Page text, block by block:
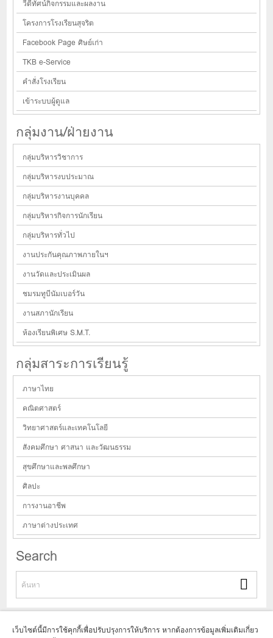
วีดีทัศน์กิจกรรมและผลงาน
โครงการโรงเรียนสุจริต
Facebook Page ศิษย์เก่า
TKB e-Service
คำสั่งโรงเรียน
เข้าระบบผู้ดูแล
กลุ่มงาน/ฝ่ายงาน
กลุ่มบริหารวิชาการ
กลุ่มบริหารงบประมาณ
กลุ่มบริหารงานบุคคล
กลุ่มบริหารกิจการนักเรียน
กลุ่มบริหารทั่วไป
งานประกันคุณภาพภายในฯ
งานวัดและประเมินผล
ชมรมทูบีนัมเบอร์วัน
งานสภานักเรียน
ห้องเรียนพิเศษ S.M.T.
กลุ่มสาระการเรียนรู้
ภาษาไทย
คณิตศาสตร์
วิทยาศาสตร์และเทคโนโลยี
สังคมศึกษา ศาสนา และวัฒนธรรม
สุขศึกษาและพลศึกษา
ศิลปะ
การงานอาชีพ
ภาษาต่างประเทศ
Search
เว็บไซต์นี้มีการใช้คุกกี้เพื่อปรับปรุงการให้บริการ หากต้องการข้อมูลเพิ่มเติมเกี่ยว